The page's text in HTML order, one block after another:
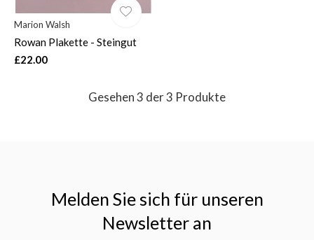
Marion Walsh
Rowan Plakette - Steingut
£22.00
Gesehen 3 der 3 Produkte
Melden Sie sich für unseren
Newsletter an